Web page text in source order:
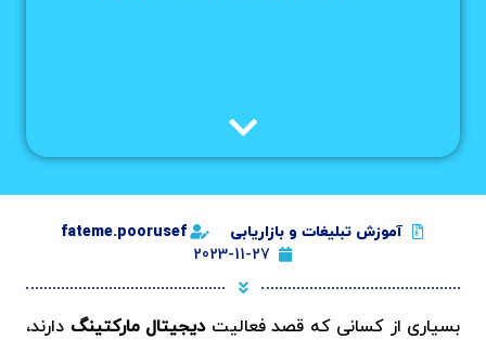
آموزش تبلیغات و بازاریابی
fateme.poorusef
2023-11-27
بسیاری از کسانی که قصد فعالیتدیجیتال مارکتینگ دارند،